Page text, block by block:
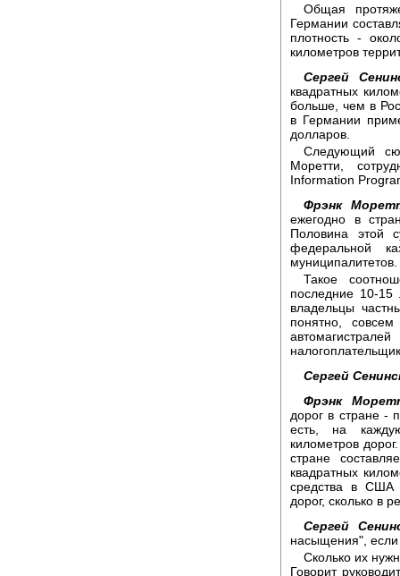
Общая
Германии
плотность -
километров
Сергей
квадратных
больше, чем в
в Германии
долларов.
Следующий
Моретти,
Information
Фрэнк
ежегодно в
Половина этой
федеральной
муниципалитетов.
Такое
последние 10-15
владельцы
понятно,
Сергей
Фрэнк
дорог в стране -
есть, на
километров
стране
квадратных
средства в США
дорог, сколько в
Сергей
насыщения", если
Сколько их
Говорит